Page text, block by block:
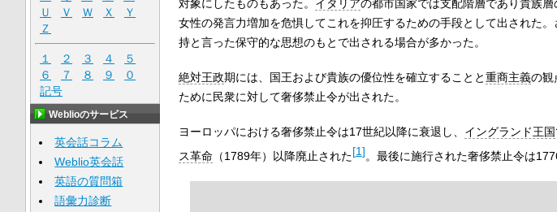
対象にしたものもあった。 イタリアの都市国家では支配階層であり貴族
女性の発言力増加を危惧してこれを抑圧するための手段として出された。
持と言った保守的な思想のもとで出される場合が多かった。
絶対王政期には、国王および貴族の優位性を確立することと重商主義の観
ために民衆に対して奢侈禁止令が出された。
ヨーロッパにおける奢侈禁止令は17世紀以降に衰退し、 イングランド王国
ス革命（1789年）以降廃止された[1]。最後に施行された奢侈禁止令は
Ｕ
Ｖ Ｗ Ｘ
Ｙ
Ｚ
１ ２ ３ ４
５
６
７ ８ ９
０
記号
Weblioのサービス
英会話コラム
Weblio英会話
英語の質問箱
語彙力診断